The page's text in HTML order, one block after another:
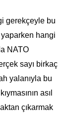
gerekçeyle bu
hangi
NATO
sayı birkaç
yalanıyla bu
asıl
çıkarmak